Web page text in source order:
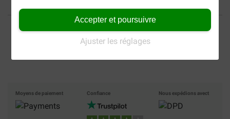
Accepter et poursuivre
Ajuster les réglages
40% moins cher
Frais de port offerts dès
69 €
Paiement sécurisé
Moyens de paiement Confiance Nous expédions avect